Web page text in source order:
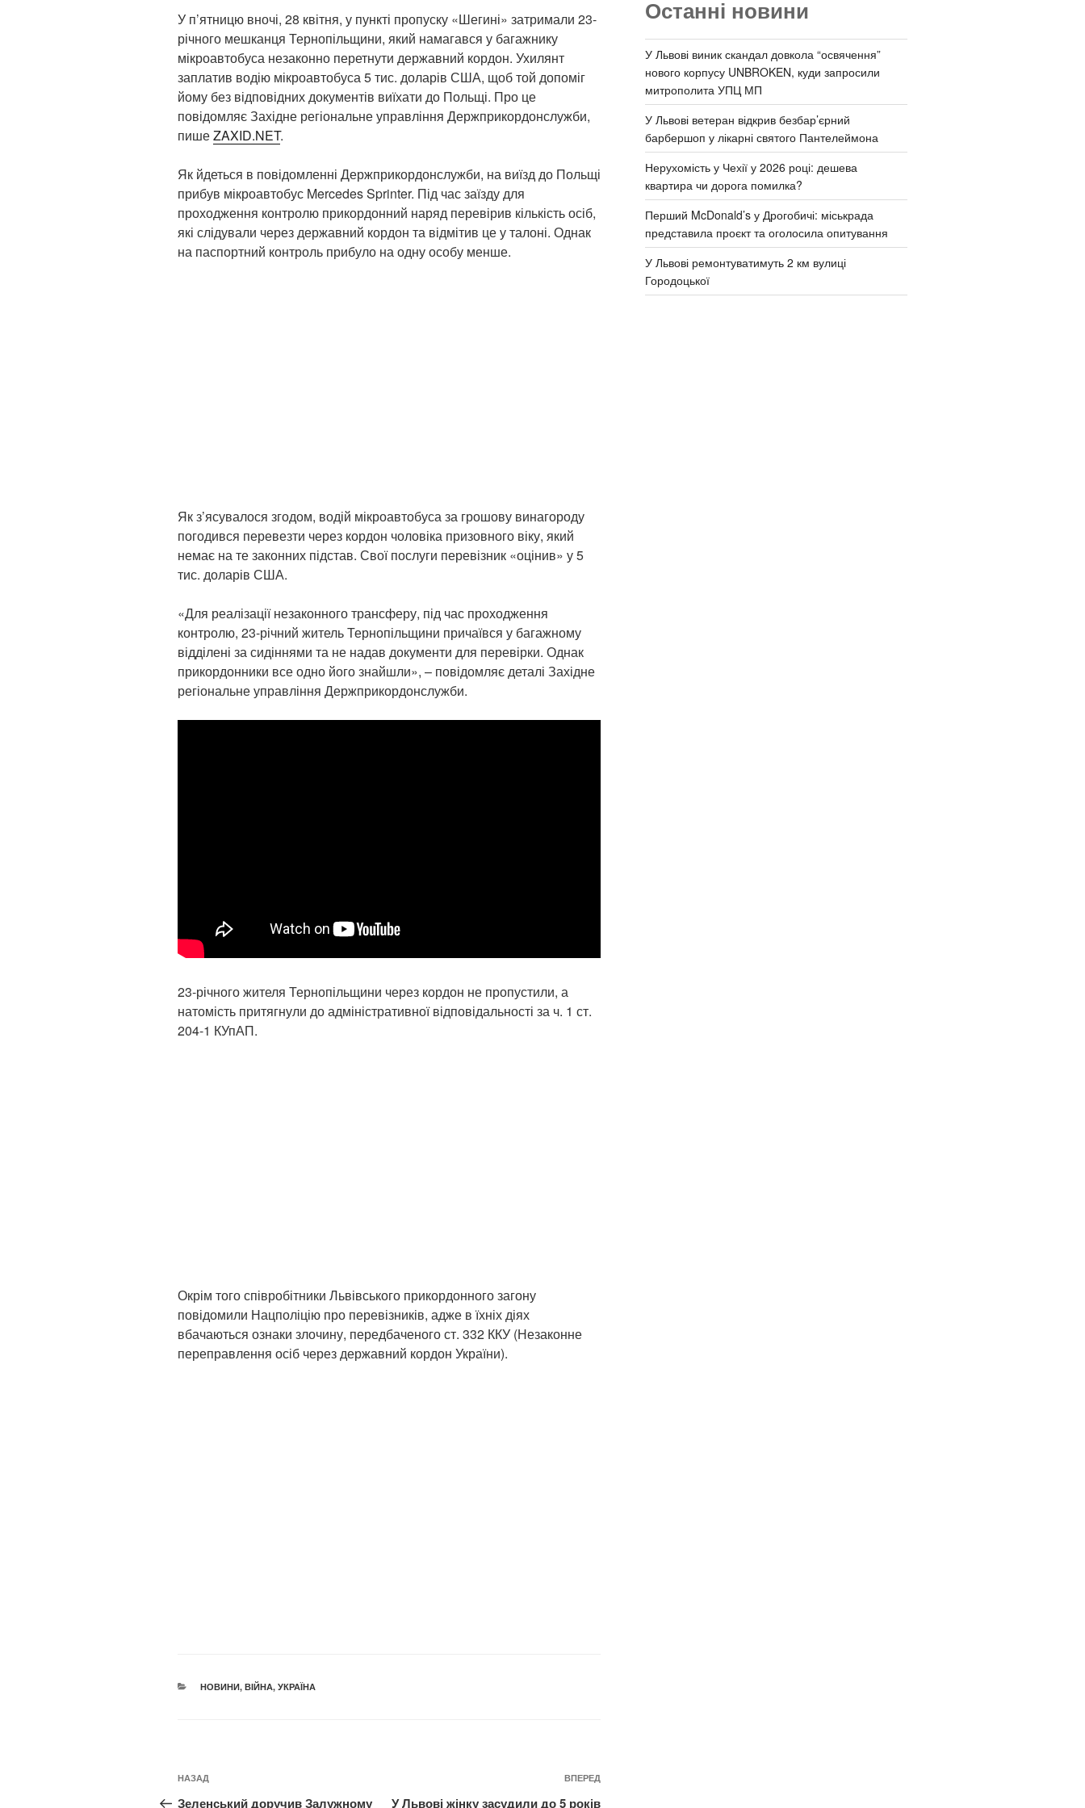
У п’ятницю вночі, 28 квітня, у пункті пропуску «Шегині» затримали 23-
річного мешканця Тернопільщини, який намагався у багажнику
мікроавтобуса незаконно перетнути державний кордон. Ухилянт
заплатив водію мікроавтобуса 5 тис. доларів США, щоб той допоміг
йому без відповідних документів виїхати до Польщі. Про це
повідомляє Західне регіональне управління Держприкордонслужби,
пишеZAXID.NET.
Як йдеться в повідомленні Держприкордонслужби, на виїзд до Польщі
прибув мікроавтобус Mercedes Sprinter. Під час заїзду для
проходження контролю прикордонний наряд перевірив кількість осіб,
які слідували через державний кордон та відмітив це у талоні. Однак
на паспортний контроль прибуло на одну особу менше.
Як з’ясувалося згодом, водій мікроавтобуса за грошову винагороду
погодився перевезти через кордон чоловіка призовного віку, який
немає на те законних підстав. Свої послуги перевізник «оцінив» у 5
тис. доларів США.
«Для реалізації незаконного трансферу, під час проходження
контролю, 23-річний житель Тернопільщини причаївся у багажному
відділені за сидіннями та не надав документи для перевірки. Однак
прикордонники все одно його знайшли», – повідомляє деталі Західне
регіональне управління Держприкордонслужби.
23-річного жителя Тернопільщини через кордон не пропустили, а
натомість притягнули до адміністративної відповідальності за ч. 1 ст.
204-1 КУпАП.
Окрім того співробітники Львівського прикордонного загону
повідомили Нацполіцію про перевізників, адже в їхніх діях
вбачаються ознаки злочину, передбаченого ст. 332 ККУ (Незаконне
переправлення осіб через державний кордон України).
КАТЕГОРІЇ
НОВИНИ, ВІЙНА, УКРАЇНА
Навігація
записів
Попередній
запис:
НАЗАД
Зеленський доручив Залужному
Наступний
запис
ВПЕРЕД
У Львові жінку засудили до 5 років
Останні новини
У Львові виник скандал довкола “освячення”
нового корпусу UNBROKEN, куди запросили
митрополита УПЦ МП
У Львові ветеран відкрив безбар’єрний
барбершоп у лікарні святого Пантелеймона
Нерухомість у Чехії у 2026 році: дешева
квартира чи дорога помилка?
Перший McDonald’s у Дрогобичі: міськрада
представила проєкт та оголосила опитування
У Львові ремонтуватимуть 2 км вулиці
Городоцької